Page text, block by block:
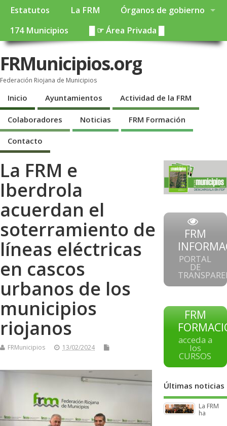
Estatutos La FRM
Órganos de gobierno
174 Municipios
█ ☞ Área Privada █
FRMunicipios.org
Federación Riojana de Municipios
Inicio Ayuntamientos Actividad de la FRM
Colaboradores Noticias FRM Formación
Contacto
La FRM e
Iberdrola
acuerdan el
soterramiento de
líneas eléctricas
en cascos
urbanos de los
municipios
riojanos
FRMunicipios 13/02/2024
FRM
PORTAL
DE
FRM
acceda a
los
CURSOS
Últimas noticias
La FRM
ha